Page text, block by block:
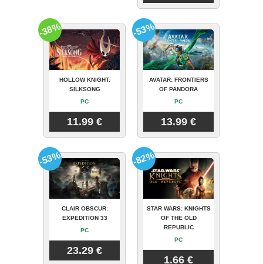
HOLLOW KNIGHT:
SILKSONG
PC
11.99 €
-38%
AVATAR: FRONTIERS
OF PANDORA
PC
13.99 €
-53%
CLAIR OBSCUR:
EXPEDITION 33
PC
23.29 €
-53%
STAR WARS: KNIGHTS
OF THE OLD
REPUBLIC
PC
1.66 €
-82%